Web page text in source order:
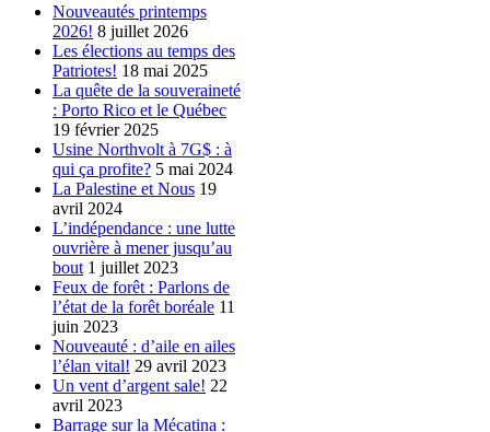
Nouveautés printemps
2026! 8 juillet 2026
Les élections au temps des
Patriotes! 18 mai 2025
La quête de la souveraineté
: Porto Rico et le Québec
19 février 2025
Usine Northvolt à 7G$ : à
qui ça profite? 5 mai 2024
La Palestine et Nous 19
avril 2024
L’indépendance : une lutte
ouvrière à mener jusqu’au
bout 1 juillet 2023
Feux de forêt : Parlons de
l’état de la forêt boréale 11
juin 2023
Nouveauté : d’aile en ailes
l’élan vital! 29 avril 2023
Un vent d’argent sale! 22
avril 2023
Barrage sur la Mécatina :